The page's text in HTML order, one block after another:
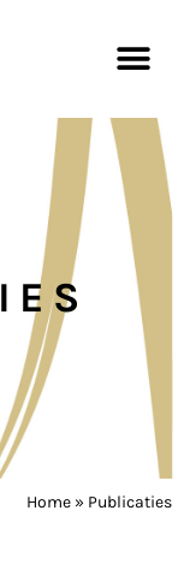
Home » Publicaties